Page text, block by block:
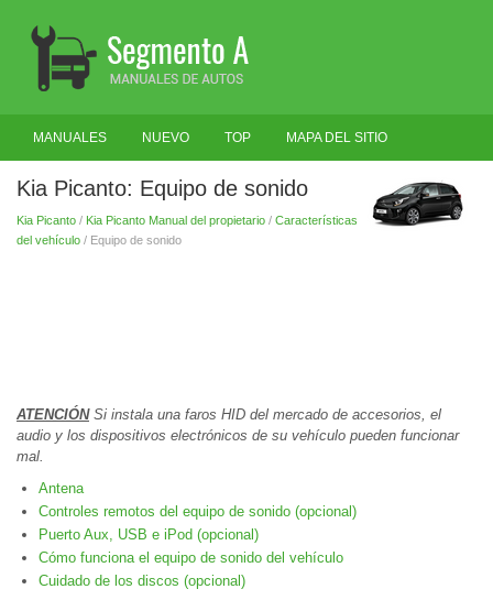
MANUALES NUEVO TOP MAPA DEL SITIO
BUSCAR
Kia Picanto: Equipo de sonido
Kia Picanto / Kia Picanto Manual del propietario / Características
del vehículo / Equipo de sonido
ATENCIÓNSi instala una faros HID del mercado de accesorios, el
audio y los dispositivos electrónicos de su vehículo pueden funcionar
mal.
Antena
Controles remotos del equipo de sonido (opcional)
Puerto Aux, USB e iPod (opcional)
Cómo funciona el equipo de sonido del vehículo
Cuidado de los discos (opcional)